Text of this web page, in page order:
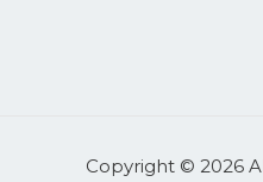
Copyright © 2026